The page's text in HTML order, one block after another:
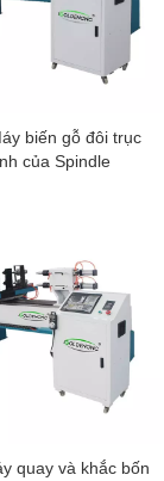
biến gỗ đôi trục
của Spindle
quay và khắc bốn